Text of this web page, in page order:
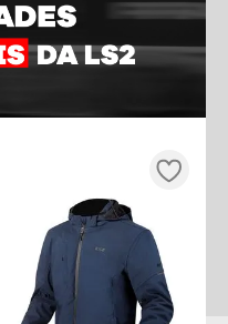
FIREFLY CINZA